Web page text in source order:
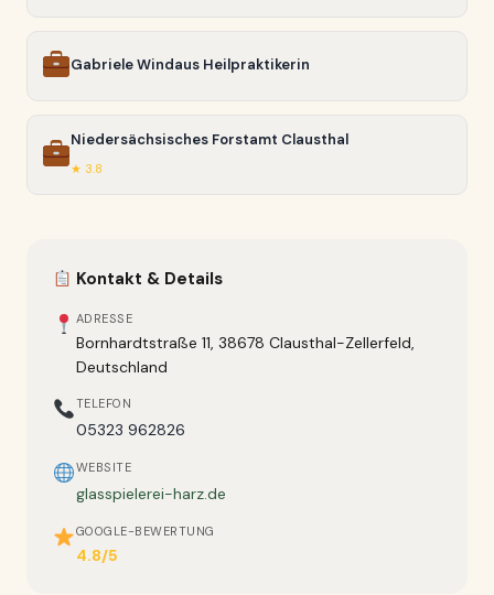
Gabriele Windaus Heilpraktikerin
Niedersächsisches Forstamt Clausthal
★ 3.8
Kontakt & Details
ADRESSE
Bornhardtstraße 11, 38678 Clausthal-Zellerfeld,
Deutschland
TELEFON
05323 962826
WEBSITE
glasspielerei-harz.de
GOOGLE-BEWERTUNG
4.8/5